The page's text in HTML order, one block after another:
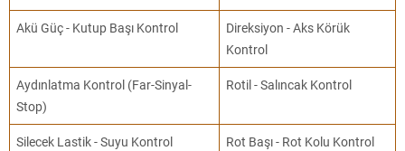
Akü Güç - Kutup Başı Kontrol
Direksiyon - Aks Körük
Kontrol
Aydınlatma Kontrol (Far-Sinyal-
Stop)
Rotil - Salıncak Kontrol
Silecek Lastik - Suyu Kontrol Rot Başı - Rot Kolu Kontrol